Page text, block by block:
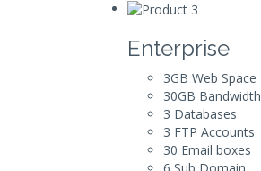
Enterprise
3GB Web Space
30GB Bandwidth
3 Databases
3 FTP Accounts
30 Email boxes